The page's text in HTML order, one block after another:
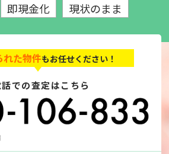
即現金化 現状のまま
れた物件もお任せください！
での査定はこちら